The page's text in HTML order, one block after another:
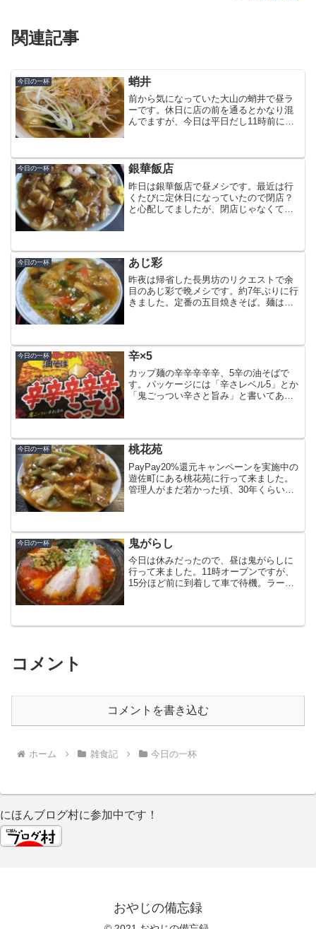
関連記事
今日の一杯 蛸井
前から気になっていた大山の蛸井で昼ラ
ーです。休日に店の前を通るとかなり混
んでますが、今日は平日だし11時前に到
ム肉チャーハンもいい...
今日の一杯 銀華飯店
昨日は銀華飯店で昼メシです。最近は行
くたびに定休日になっていたので閉店？
と心配してましたが、閉店じゃなくて良
焼きそばを注文。周...
今日の一杯 あじ彩
昨夜は帰省した長男坊のリクエストで余
目のあじ彩で晩メシです。約7年ぶりに行
きました。定番の五目焼きそば。麺は柔
をゲットしま...
今日の一杯 辛×5
カップ麺の辛辛辛辛辛、5辛の油そばで
す。パッケージには「辛さレベル5」とか
「鬼ごっつい辛さと旨み」と書いてあ
みはあるけど「鬼ごっつ...
今日の一杯 桃花苑
PayPay20%還元キャンペーンを実施中の
遊佐町にある桃花苑に行って来ました。
管理人がまだ若かった頃、30年くらい前
ンと餃子の店」...
今日の一杯 鬼がらし
今日は休みだったので、昼は鬼がらしに
行って来ました。11時オープンですが、
15分ほど前に到着して車で待機。ラーメ
辛いヤツです。...
コメント
コメントを書き込む
ホーム 雑食記 今日の一杯
にほんブログ村に参加中です！
おやじの備忘録